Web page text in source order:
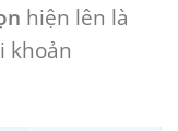
hiện lên là
khoản